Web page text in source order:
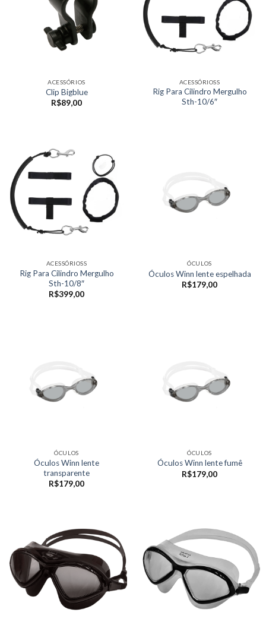
ACESSÓRIOS
Clip Bigblue
R$89,00
ACESSÓRIOSS
Rig Para Cilindro Mergulho
Sth-10/6″
ACESSÓRIOSS
Rig Para Cilindro Mergulho
Sth-10/8″
R$399,00
ÓCULOS
Óculos Winn lente espelhada
R$179,00
ÓCULOS
Óculos Winn lente
transparente
R$179,00
ÓCULOS
Óculos Winn lente fumê
R$179,00